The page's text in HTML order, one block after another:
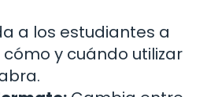
a los estudiantes a
y cuándo utilizar